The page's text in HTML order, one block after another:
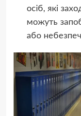
осіб, які
можуть
або